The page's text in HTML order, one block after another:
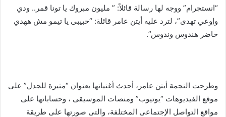
“انستجرام” ووجه لها رسالة قائلاً: ” مليون مبروك يا تونا قمر.. ودي
وإوعي تهدى”، لترد عليه أيتن عامر قائلة: “حبيبى يا تيمو مش ههدي
حاضر هندوس وندوس”.
وطرحت النجمة أيتن عامر، أحدث أغنياتها بعنوان “مثيرة للجدل” على
موقع الفيديوهات “يوتيوب” ومنصات الموسيقى ، وحساباتها على
مواقع التواصل الإجتماعى المختلفة، والتى صورتها على طريقة